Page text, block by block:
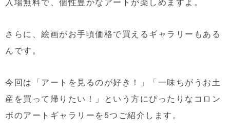
さらに、絵画がお手頃価格で買えるギャラリーもある
んです。
今回は「アートを見るのが好き！」「一味ちがうお土
産を買って帰りたい！」という方にぴったりなコロン
ボのアートギャラリーを5つご紹介します。